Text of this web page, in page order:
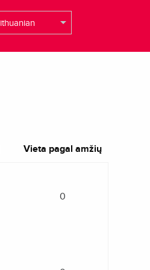
Vieta pagal amžių
0